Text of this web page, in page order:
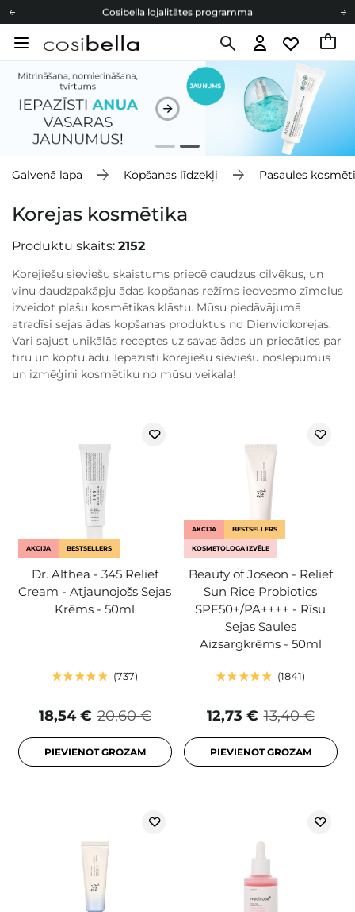
Cosibella lojalitātes programma
Bezmaskas piegāde no 49,00 €
Cosibella lojalitātes programma
Bezmaskas piegāde no 49,00 €
Galvenā lapa Kopšanas līdzekļi Pasaules
Korejas kosmētika
Produktu skaits: 2152
Korejiešu sieviešu skaistums priecē daudzus cilvēkus, un
viņu daudzpakāpju ādas kopšanas režīms iedvesmo zīmolus
izveidot plašu kosmētikas klāstu. Mūsu piedāvājumā
atradīsi sejas ādas kopšanas produktus no Dienvidkorejas.
Vari sajust unikālās receptes uz savas ādas un priecāties par
tīru un koptu ādu. Iepazīsti korejiešu sieviešu noslēpumus
un izmēģini kosmētiku no mūsu veikala!
AKCIJA BESTSELLERS
Dr. Althea - 345 Relief
Cream - Atjaunojošs Sejas
Krēms - 50ml
737
20,60 €
18,54 €
PIEVIENOT GROZAM
AKCIJA BESTSELLERS
KOSMETOLOGA IZVĒLE
Beauty of Joseon - Relief
Sun Rice Probiotics
SPF50+/PA++++ - Rīsu
Sejas Saules
Aizsargkrēms - 50ml
1841
13,40 €
12,73 €
PIEVIENOT GROZAM